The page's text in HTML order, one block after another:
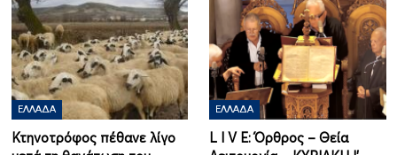
ΕΛΛΆΔΑ
Κτηνοτρόφος πέθανε λίγο
ΕΛΛΆΔΑ
L I V E: Όρθρος – Θεία